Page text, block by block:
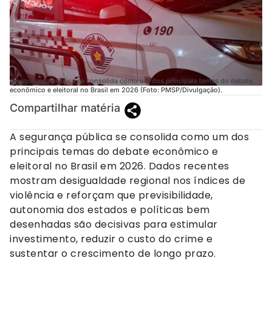
A segurança pública se consolida como um dos principais temas do debate
econômico e eleitoral no Brasil em 2026 (Foto: PMSP/Divulgação).
Compartilhar matéria
A segurança pública se consolida como um dos
principais temas do debate econômico e
eleitoral no Brasil em 2026. Dados recentes
mostram desigualdade regional nos índices de
violência e reforçam que previsibilidade,
autonomia dos estados e políticas bem
desenhadas são decisivas para estimular
investimento, reduzir o custo do crime e
sustentar o crescimento de longo prazo.